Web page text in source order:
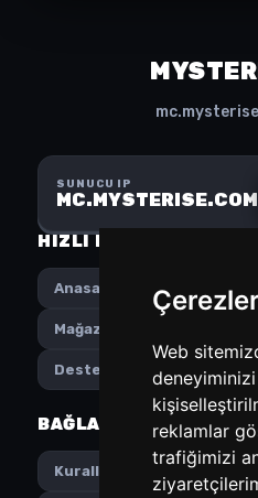
Web
reklamlar
trafiğimizi
SUNUCU IP
MC.MYSTERISE.COM
HIZLI MENÜ
Anasayfa
Mağaza
Destek
BAĞLANTILAR
Kurallar